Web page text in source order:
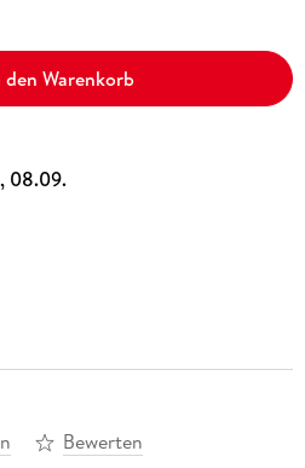
den Warenkorb
08.09.
Bewerten